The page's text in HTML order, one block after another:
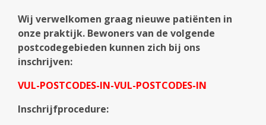
Wij verwelkomen graag nieuwe patiënten in
onze praktijk. Bewoners van de volgende
postcodegebieden kunnen zich bij ons
inschrijven:
VUL-POSTCODES-IN-VUL-POSTCODES-IN
Inschrijfprocedure: